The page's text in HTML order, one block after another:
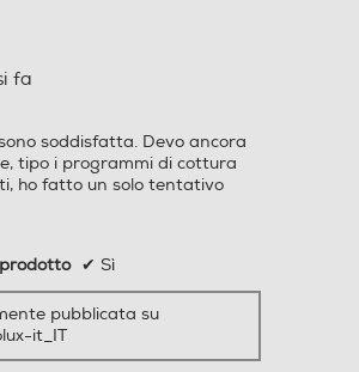
riscaldamento rapido
in modo che il forno sia
ti serve. Con un tempo di
inferiore rispetto a quello
puoi usare il tempo
per creare cene
del forno:+
31,7
590
mm Larghezza incasso-mm
fa
soddisfatta. Devo ancora
tipo i programmi di cottura
ho fatto un solo tentativo
✔ Sì
pubblicata su
it_IT